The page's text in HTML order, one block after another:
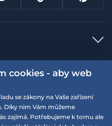
klubu
cookies - aby web
se zákony na Vaše zařízení
Díky nim Vám můžeme
zajímá. Potřebujeme k tomu ale